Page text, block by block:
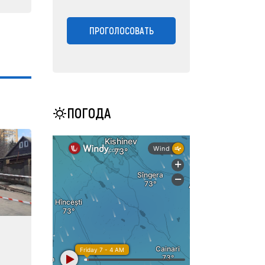
ПРОГОЛОСОВАТЬ
ПОГОДА